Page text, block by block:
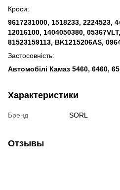
Кроси:
9617231000, 1518233, 2224523,
12016100, 1404050380,
81523159113, BK1215206AS,
Застосовність:
Автомобілі Камаз 5460, 6460,
Характеристики
Бренд SORL
Отзывы